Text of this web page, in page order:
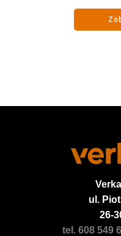
ul.
26-
tel. 608 549